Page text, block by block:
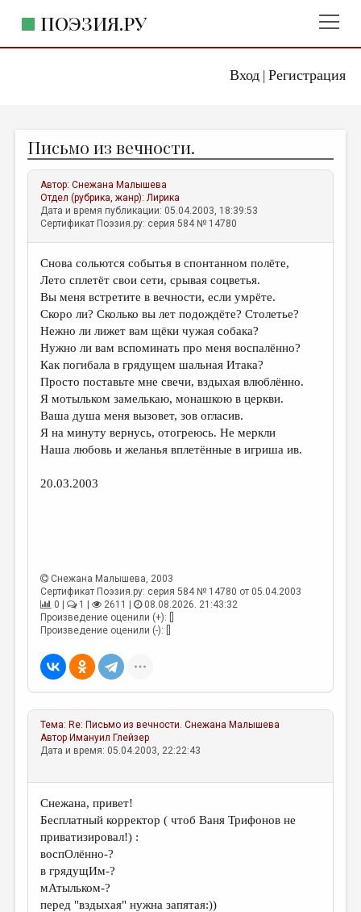
Вход| Регистрация
ПОЭЗИЯ.РУ
ЖАНРЫ
АВТОРЫ
КОММЕНТАРИИ
ЛИТСАЛОН
НОВОСТИ
ПРАВИЛА САЙТА
ОТДЕЛЫ И РУБРИКИ
ИЗБРАННОЕ
ДАЙДЖЕСТ
ПРОИЗВЕДЕНИЯ
ПЕРЕВОДЫ
СТРАНИЦЫ ПАМЯТИ
ОБЪЯВЛЕНИЯ
РЕДКОЛЛЕГИЯ
МАЛАЯ ПРОЗА
ЭССЕИСТИКА
ЛИТЕРАТУРОВЕДЕНИЕ
КУЛЬТУРОВЕДЕНИЕ
ПУБЛИЦИСТИКА
РЕЦЕНЗИРОВАНИЕ
ЦИКЛЫ ПУБЛИКАЦИЙ
Письмо из вечности.
Автор:Снежана Малышева
Отдел (рубрика, жанр):Лирика
Дата и время публикации: 05.04.2003, 18:39:53
Сертификат Поэзия.ру: серия 584 № 14780
Снова сольются событья в спонтанном полёте,
Лето сплетёт свои сети, срывая соцветья.
Вы меня встретите в вечности, если умрёте.
Скоро ли? Сколько вы лет подождёте? Столетье?
Нежно ли лижет вам щёки чужая собака?
Нужно ли вам вспоминать про меня воспалённо?
Как погибала в грядущем шальная Итака?
Просто поставьте мне свечи, вздыхая влюблённо.
Я мотыльком замелькаю, монашкою в церкви.
Ваша душа меня вызовет, зов огласив.
Я на минуту вернусь, отогреюсь. Не меркли
Наша любовь и желанья вплетённые в игриша ив.
20.03.2003
Снежана Малышева, 2003
Сертификат Поэзия.ру: серия 584 № 14780 от 05.04.2003
0 |
1 | 2611 |
08.08.2026. 21:43:32
Произведение оценили (+): []
Произведение оценили (-): []
Тема: Re: Письмо из вечности. Снежана Малышева
Автор Имануил Глейзер
Дата и время: 05.04.2003, 22:22:43
Снежана, привет!
Бесплатный корректор ( чтоб Ваня Трифонов не
приватизировал!) :
воспОлённо-?
в грядущИм-?
мАтыльком-?
перед "вздыхая" нужна запятая:))